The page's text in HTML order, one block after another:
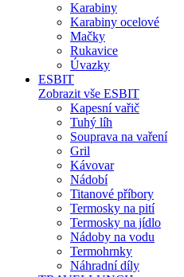
Karabiny
Karabiny ocelové
Mačky
Rukavice
Úvazky
ESBIT
Zobrazit vše ESBIT
Kapesní vařič
Tuhý líh
Souprava na vaření
Gril
Kávovar
Nádobí
Titanové příbory
Termosky na pití
Termosky na jídlo
Nádoby na vodu
Termohrnky
Náhradní díly